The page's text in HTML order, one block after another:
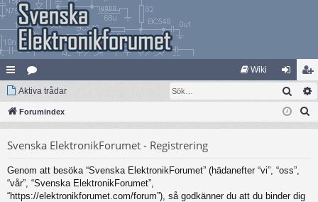
na
bb
ar
at
eg
Wiki
og
ga
li
m
Aktiva trådar Sök
Forumindex
Svenska ElektronikForumet - Registrering
Genom att besöka “Svenska ElektronikForumet” (hädanefter “vi”, “oss”,
“vår”, “Svenska ElektronikForumet”,
“https://elektronikforumet.com/forum”), så godkänner du att du binder dig